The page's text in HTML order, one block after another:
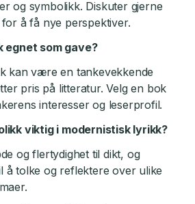
og symbolikk. Diskuter gjerne
å få nye perspektiver.
egnet som gave?
kan være en tankevekkende
pris på litteratur. Velg en bok
interesser og leserprofil.
viktig i modernistisk lyrikk?
og flertydighet til dikt, og
å tolke og reflektere over ulike